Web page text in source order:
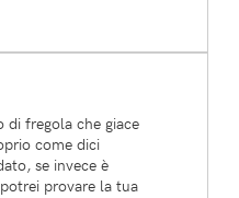
di fregola che giace
come dici
se invece è
provare la tua